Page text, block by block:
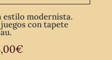
estilo modernista.
con tapete
€